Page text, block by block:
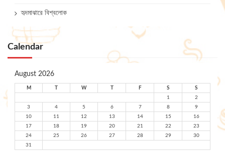
হৃদমাঝারে বিশ্বলোক
Calendar
August 2026
M W F S
S
1
2
3
4 5 6 7 8
9
10
11 12 13 14 15
16
17
18 19 20 21 22
23
24
25 26 27 28 29
30
31